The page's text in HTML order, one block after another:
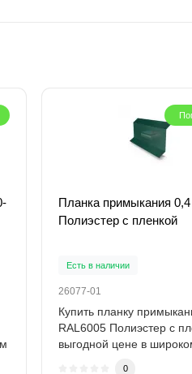
Планка примыкания
Полиэстер с пленкой
Есть в наличии
26077-01
Купить планку
RAL6005 Полиэстер с
выгодной цене в
0